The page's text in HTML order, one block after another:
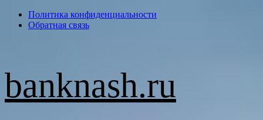
ПерейтиПолитика конфиденциальности
Обратная связь
banknash.ru